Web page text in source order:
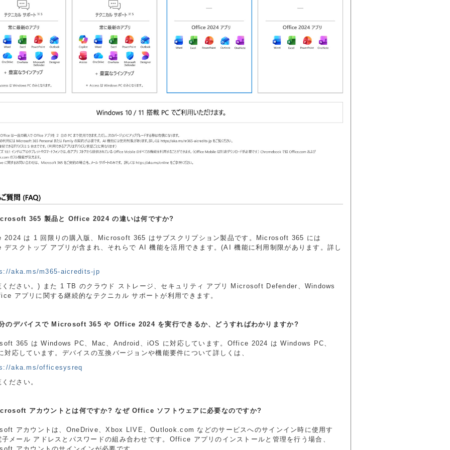
365 製品と Office 2024 の違いは何ですか?
2024 は 1 回限りの購入版、Microsoft 365 はサブスクリプション製品です。Microsoft 365 には
スクトップ アプリが含まれ、それらで AI 機能を活用できます。(AI 機能に利用制限があります。詳し
aka.ms/m365-aicredits-jp
ください。) また 1 TB のクラウド ストレージ、セキュリティ アプリ Microsoft Defender、Windows
アプリに関する継続的なテクニカル サポートが利用できます。
のデバイスで Microsoft 365 や Office 2024 を実行できるか、どうすればわかりますか?
365 は Windows PC、Mac、Android、iOS に対応しています。Office 2024 は Windows PC、
対応しています。デバイスの互換バージョンや機能要件について詳しくは、
aka.ms/officesysreq
ださい。
アカウントとは何ですか? なぜ Office ソフトウェアに必要なのですか?
アカウントは、OneDrive、Xbox LIVE、Outlook.com などのサービスへのサインイン時に使用す
子メール アドレスとパスワードの組み合わせです。Office アプリのインストールと管理を行う場合、